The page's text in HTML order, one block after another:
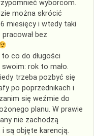
wyborcom.
można skrócić
miesięcy i wtedy taki
pracował bez
co do długości
rok to mało.
trzeba pozbyć się
po poprzednikach i
się weźmie do
planu. W prawie
nie zachodzą
są objęte karencją.